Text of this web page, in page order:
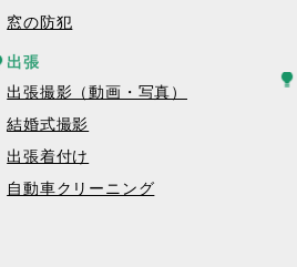
窓の防犯
出張
出張撮影（動画・写真）
結婚式撮影
出張着付け
自動車クリーニング